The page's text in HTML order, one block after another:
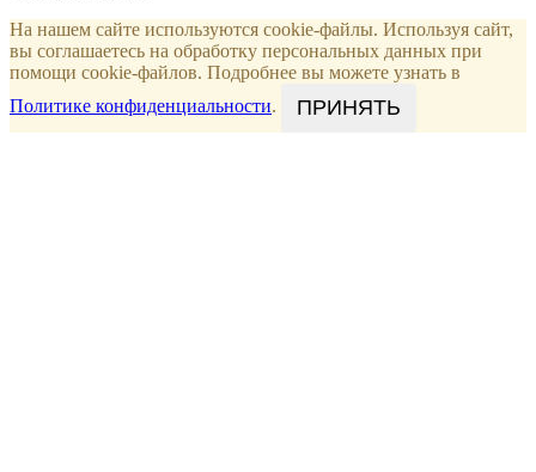
На нашем сайте используются cookie-файлы. Используя сайт,
вы соглашаетесь на обработку персональных данных при
помощи cookie-файлов. Подробнее вы можете узнать в
Политике конфиденциальности. ПРИНЯТЬ